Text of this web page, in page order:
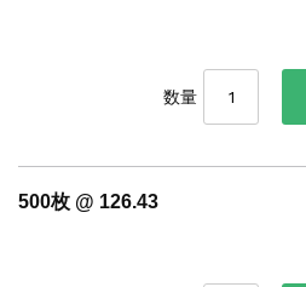
数量
500枚 @ 126.43